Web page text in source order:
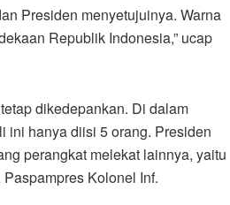
Presiden menyetujuinya. Warna
Republik Indonesia,” ucap
dikedepankan. Di dalam
ini hanya diisi 5 orang. Presiden
perangkat melekat lainnya, yaitu
Kolonel Inf.